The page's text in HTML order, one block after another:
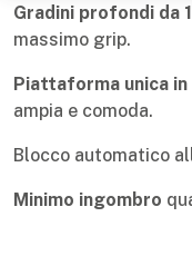
Gradini profondi da
massimo grip.
Piattaforma unica
ampia e comoda.
Blocco automatico
Minimo ingombro